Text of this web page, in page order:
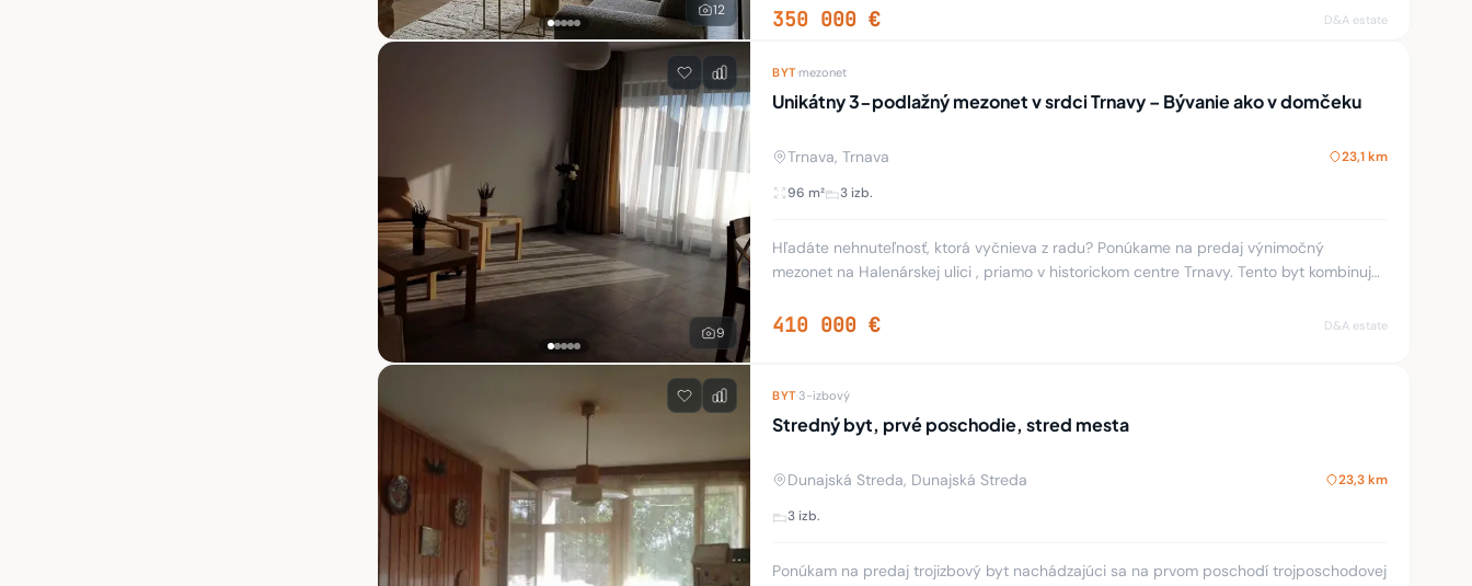
12 350 000 € D&A estate
9
BYT· mezonet
Unikátny 3-podlažný mezonet v srdci Trnavy – Bývanie ako v domčeku
Trnava, Trnava 23,1 km
96 m² 3 izb.
Hľadáte nehnuteľnosť, ktorá vyčnieva z radu? Ponúkame na predaj výnimočný
mezonet na Halenárskej ulici , priamo v historickom centre Trnavy. Tento byt kombinuje
410 000 € D&A estate
BYT·3-izbový
Stredný byt, prvé poschodie, stred mesta
Dunajská Streda, Dunajská Streda 23,3 km
3 izb.
Ponúkam na predaj trojizbový byt nachádzajúci sa na prvom poschodí trojposchodovej